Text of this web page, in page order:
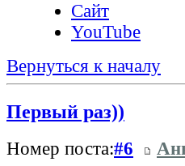
Сайт
YouTube
Вернуться к началу
Первый раз))
Номер поста:#6